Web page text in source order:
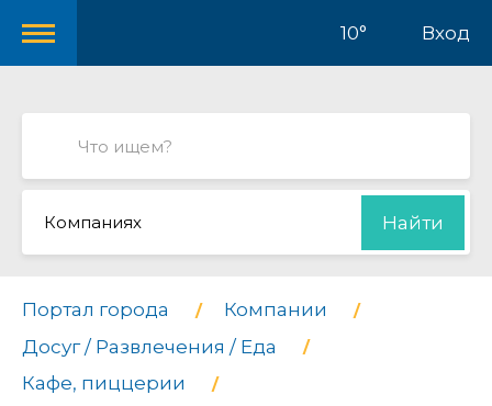
10° Вход
Компаниях Найти
Портал города
Компании
Досуг / Развлечения / Еда
Кафе, пиццерии